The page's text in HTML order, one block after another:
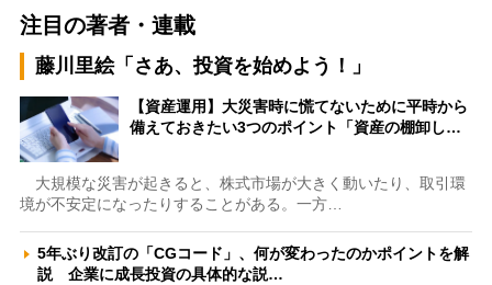
注目の著者・連載
藤川里絵「さあ、投資を始めよう！」
【資産運用】大災害時に慌てないために平時から
備えておきたい3つのポイント「資産の棚卸し…
大規模な災害が起きると、株式市場が大きく動いたり、取引環
境が不安定になったりすることがある。一方…
5年ぶり改訂の「CGコード」、何が変わったのかポイントを解
説 企業に成長投資の具体的な説…